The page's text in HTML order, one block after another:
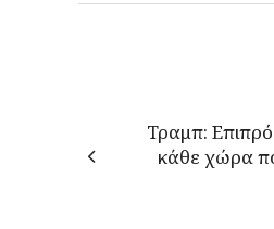
Τραμπ:
κάθε χώρα